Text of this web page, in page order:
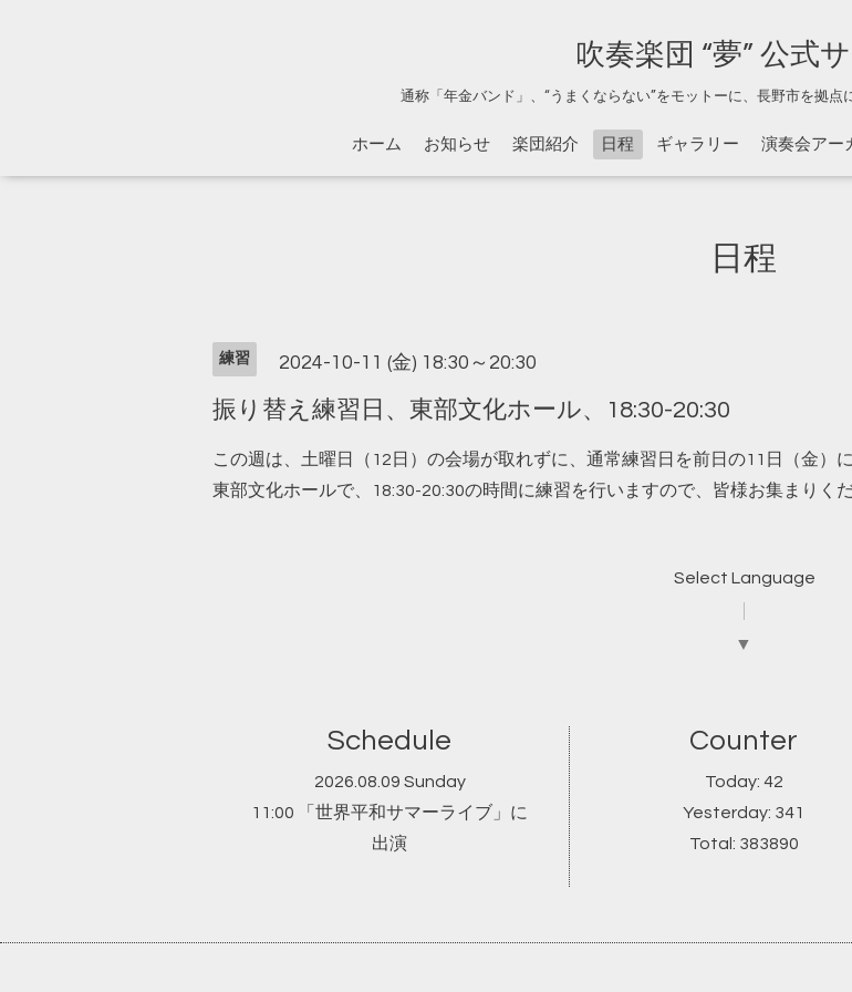
吹奏楽団 “夢” 公式
通称「年金バンド」、“うまくならない”をモットーに、長野市を拠点
ホーム お知らせ 楽団紹介 日程 ギャラリー 演奏会アー
日程
練習 2024-10-11 (金) 18:30～20:30
振り替え練習日、東部文化ホール、18:30-20:30
この週は、土曜日（12日）の会場が取れずに、通常練習日を前日の11日（金）に
東部文化ホールで、18:30-20:30の時間に練習を行いますので、皆様お集まりくだ
Select Language
▼
Schedule
2026.08.09 Sunday
11:00 「世界平和サマーライブ」に
出演
Counter
Today: 42
Yesterday: 341
Total: 383890